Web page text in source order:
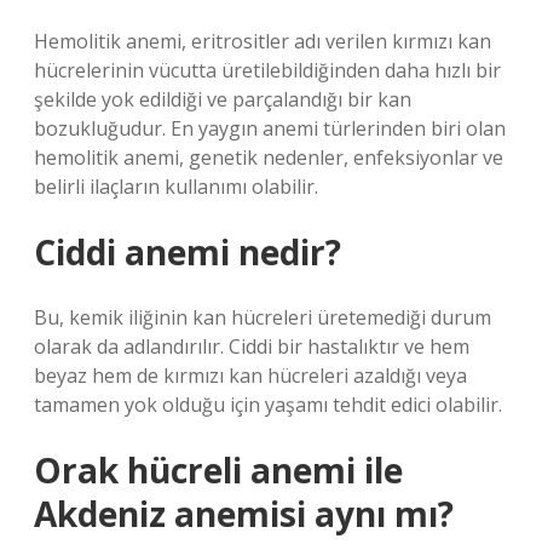
Hemolitik anemi, eritrositler adı verilen kırmızı kan
hücrelerinin vücutta üretilebildiğinden daha hızlı bir
şekilde yok edildiği ve parçalandığı bir kan
bozukluğudur. En yaygın anemi türlerinden biri olan
hemolitik anemi, genetik nedenler, enfeksiyonlar ve
belirli ilaçların kullanımı olabilir.
Ciddi anemi nedir?
Bu, kemik iliğinin kan hücreleri üretemediği durum
olarak da adlandırılır. Ciddi bir hastalıktır ve hem
beyaz hem de kırmızı kan hücreleri azaldığı veya
tamamen yok olduğu için yaşamı tehdit edici olabilir.
Orak hücreli anemi ile
Akdeniz anemisi aynı mı?